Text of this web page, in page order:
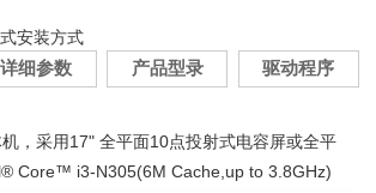
安装方式
详细参数 产品型录 驱动程序
，采用17" 全平面10点投射式电容屏或全平
Core™ i3-N305(6M Cache,up to 3.8GHz)